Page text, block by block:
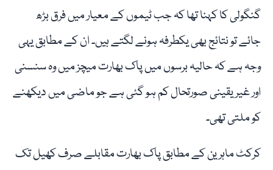
گنگولی کا کہنا تھا کہ جب ٹیموں کے معیار میں فرق بڑھ
جائے تو نتائج بھی یکطرفہ ہونے لگتے ہیں۔ ان کے مطابق یہی
وجہ ہے کہ حالیہ برسوں میں پاک بھارت میچز میں وہ سنسنی
اور غیر یقینی صورتحال کم ہو گئی ہے جو ماضی میں دیکھنے
کو ملتی تھی۔
کرکٹ ماہرین کے مطابق پاک بھارت مقابلے صرف کھیل تک